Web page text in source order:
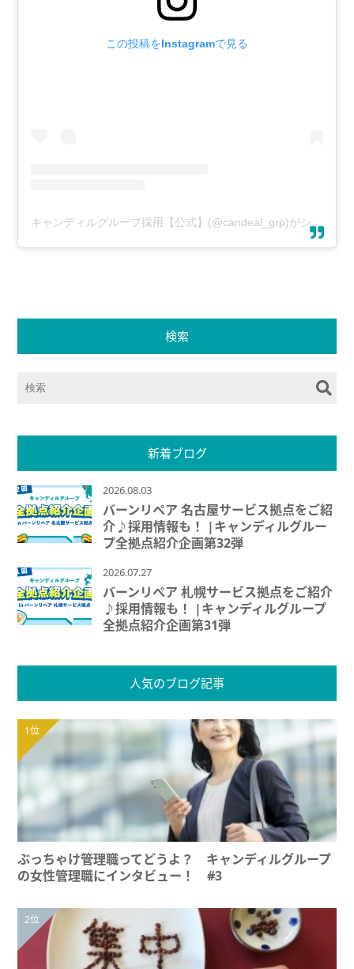
この投稿をInstagramで見る
キャンディルグループ採用【公式】(@candeal_grp)がシェアした投稿
検索
新着ブログ
2026.08.03
バーンリペア 名古屋サービス拠点をご紹
介♪採用情報も！ |キャンディルグルー
プ全拠点紹介企画第32弾
2026.07.27
バーンリペア 札幌サービス拠点をご紹介
♪採用情報も！ |キャンディルグループ
全拠点紹介企画第31弾
人気のブログ記事
ぶっちゃけ管理職ってどうよ？ キャンディルグループ
の女性管理職にインタビュー！ #3